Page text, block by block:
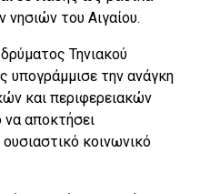
του Αιγαίου.
Τηνιακού
υπογράμμισε την ανάγκη
και περιφερειακών
αποκτήσει
κοινωνικό